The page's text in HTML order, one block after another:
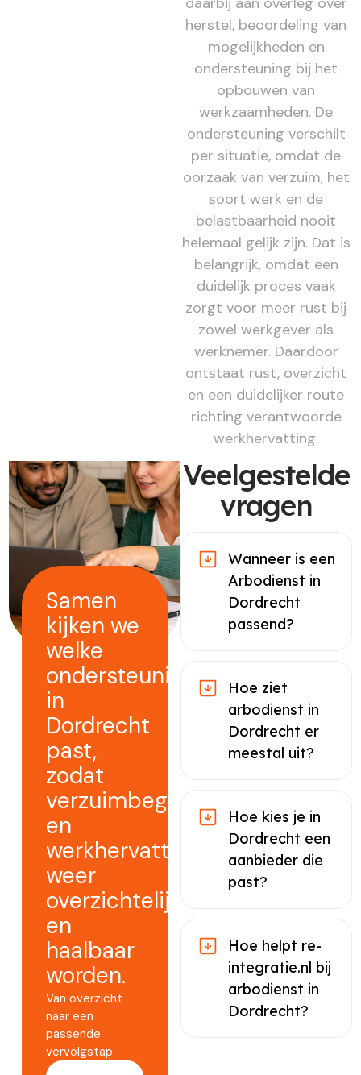
herstel, beoordeling van
mogelijkheden en
ondersteuning bij het
opbouwen van
werkzaamheden. De
ondersteuning verschilt
per situatie, omdat de
oorzaak van verzuim, het
soort werk en de
belastbaarheid nooit
helemaal gelijk zijn. Dat is
belangrijk, omdat een
duidelijk proces vaak
zorgt voor meer rust bij
zowel werkgever als
werknemer. Daardoor
ontstaat rust, overzicht
en een duidelijker route
richting verantwoorde
werkhervatting.
Samen
kijken we
welke
ondersteuning
in
Dordrecht
past,
zodat
verzuimbegeleiding
en
werkhervatting
weer
overzichtelijk
en
haalbaar
worden.
Van overzicht
naar een
passende
vervolgstap
Veelgestelde
vragen
Wanneer is een
Arbodienst in
Dordrecht
passend?
Hoe ziet
arbodienst in
Dordrecht er
meestal uit?
Hoe kies je in
Dordrecht een
aanbieder die
past?
Hoe helpt re-
integratie.nl bij
arbodienst in
Dordrecht?